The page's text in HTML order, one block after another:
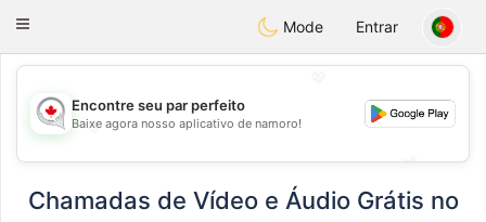
CANADIANchat
Toggle
Mode Entrar
💖
💕
Encontre seu par perfeito
Baixe agora nosso aplicativo de namoro!
Chamadas de Vídeo e Áudio Grátis no